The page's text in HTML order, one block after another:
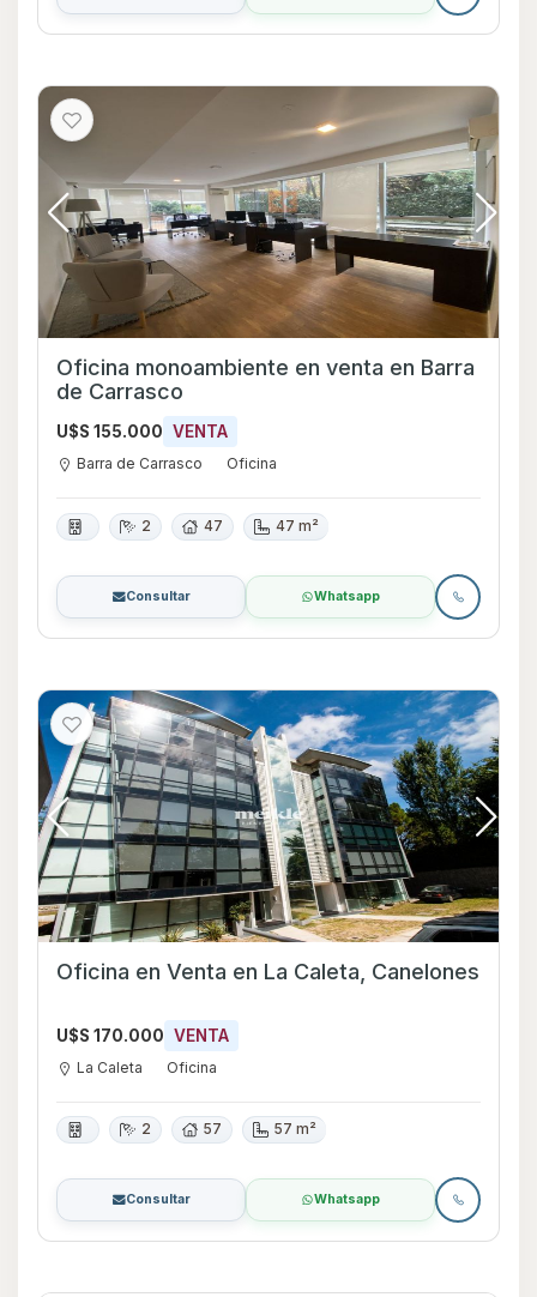
Oficina monoambiente en venta en Barra
de Carrasco
U$S 155.000 VENTA
Barra de Carrasco Oficina
2 47 47 m²
Consultar Whatsapp
Oficina en Venta en La Caleta, Canelones
U$S 170.000 VENTA
La Caleta Oficina
2 57 57 m²
Consultar Whatsapp